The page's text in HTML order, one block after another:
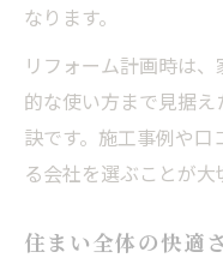
なります。
リフォーム計画時は
的な使い方まで見据
訣です。施工事例や
る会社を選ぶことが大
住まい全体の快適